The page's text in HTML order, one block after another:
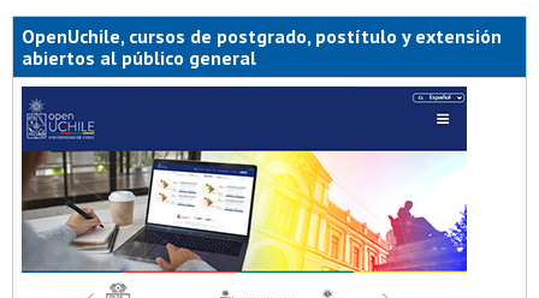
OpenUchile, cursos de postgrado, postítulo y extensión
abiertos al público general